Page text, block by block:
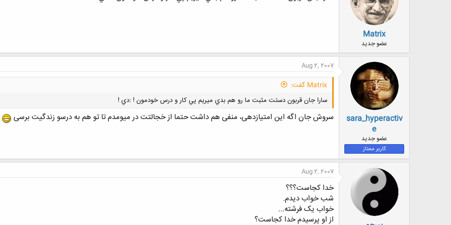
Matrix
عضو جدید
sara_hyperactiv
e
عضو جدید
کاربر ممتاز
Aug 2, 2007
Matrix گفت:
سارا جان قربون دستت مثبت ما رو هم بدي ميريم پي كار و درس خودمون ! :دي !
کلیک کنید تا باز شود...
سروش جان اگه این امتیازدهی، منفی هم داشت حتما از خجالتت در میومدم تا تو هم به درسو زندگیت برسی
Aug 2, 2007
خدا کجاست؟؟؟
شب خواب دیدم.
خواب یک فرشته...
از او پرسیدم خدا کجاست؟